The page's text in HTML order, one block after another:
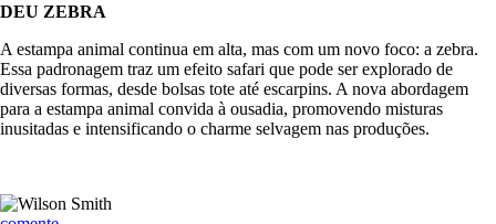
DEU ZEBRA
A estampa animal continua em alta, mas com um novo foco: a zebra.
Essa padronagem traz um efeito safari que pode ser explorado de
diversas formas, desde bolsas tote até escarpins. A nova abordagem
para a estampa animal convida à ousadia, promovendo misturas
inusitadas e intensificando o charme selvagem nas produções.